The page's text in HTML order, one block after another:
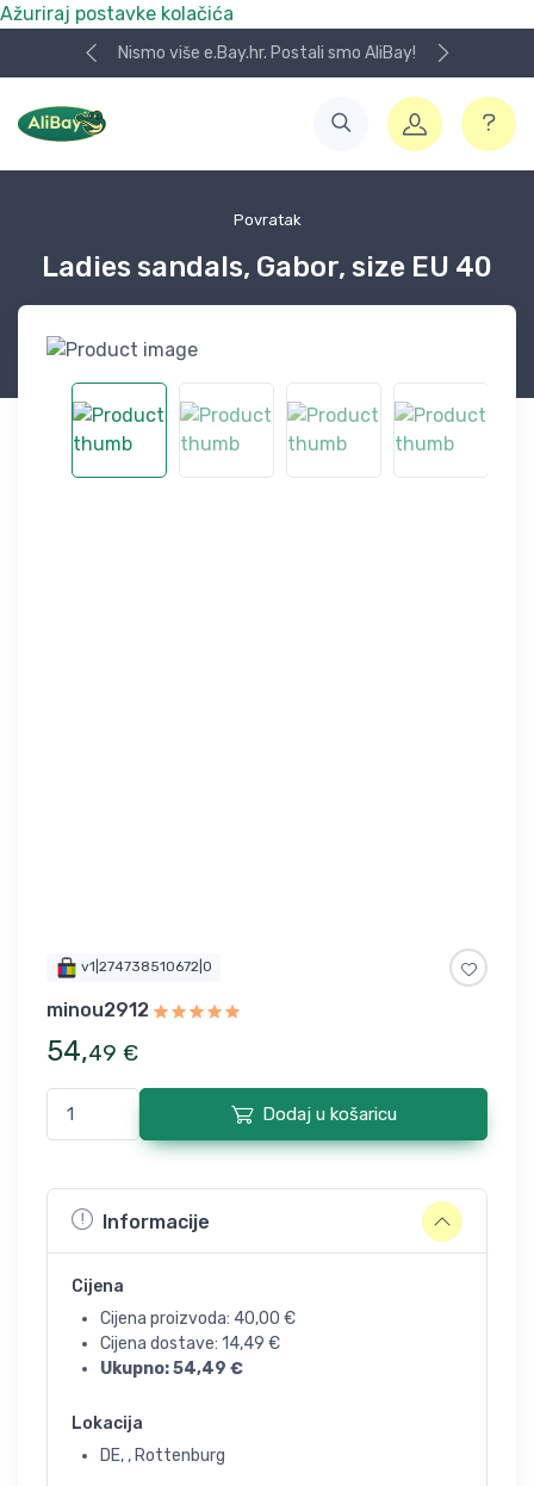
Ažuriraj postavke kolačića
Nismo više e.Bay.hr. Postali smo AliBay!
Povratak
Ladies sandals, Gabor, size EU 40
v1|274738510672|0
minou2912
54,49 €
Dodaj u košaricu
Informacije
Cijena
Cijena proizvoda: 40,00 €
Cijena dostave: 14,49 €
Ukupno:54,49 €
Lokacija
DE, , Rottenburg